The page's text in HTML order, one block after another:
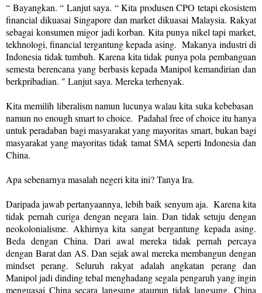
“ Bayangkan. “ Lanjut saya. “ Kita produsen CPO tetapi ekosistem
financial dikuasai Singapore dan market dikuasai Malaysia. Rakyat
sebagai konsumen migor jadi korban. Kita punya nikel tapi market,
tekhnologi, financial tergantung kepada asing. Makanya industri di
Indonesia tidak tumbuh. Karena kita tidak punya pola pembanguan
semesta berencana yang berbasis kepada Manipol kemandirian dan
berkpribadian. " Lanjut saya. Mereka terhenyak.
Kita memilih liberalism namun lucunya walau kita suka kebebasan
namun no enough smart to choice. Padahal free of choice itu hanya
untuk peradaban bagi masyarakat yang mayoritas smart, bukan bagi
masyarakat yang mayoritas tidak tamat SMA seperti Indonesia dan
China.
Apa sebenarnya masalah negeri kita ini? Tanya Ira.
Daripada jawab pertanyaannya, lebih baik senyum aja. Karena kita
tidak pernah curiga dengan negara lain. Dan tidak setuju dengan
neokolonialisme. Akhirnya kita sangat bergantung kepada asing.
Beda dengan China. Dari awal mereka tidak pernah percaya
dengan Barat dan AS. Dan sejak awal mereka membangun dengan
mindset perang. Seluruh rakyat adalah angkatan perang dan
Manipol jadi dinding tebal menghadang segala pengaruh yang ingin
menguasai China secara langsung ataupun tidak langsung. China